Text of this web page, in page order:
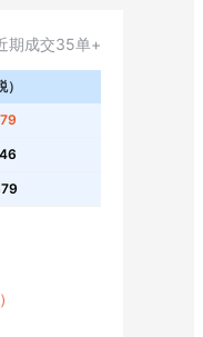
期成交35单+